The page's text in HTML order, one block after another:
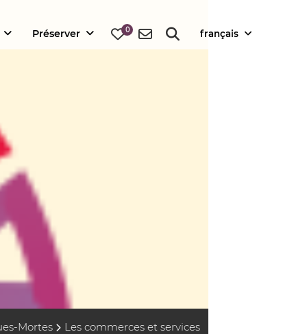
Mortes Les commerces et services
Préserver 0 français